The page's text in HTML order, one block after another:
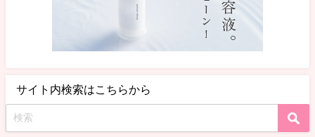
サイト内検索はこちらから